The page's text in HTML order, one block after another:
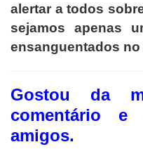
alertar a todos
sejamos apenas
ensanguentados no
Gostou da
comentário e
amigos.